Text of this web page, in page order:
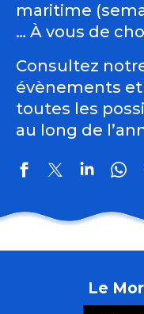
maritime
… À vous de
Consultez
évènements
toutes les
au long de
Concert musique
Le